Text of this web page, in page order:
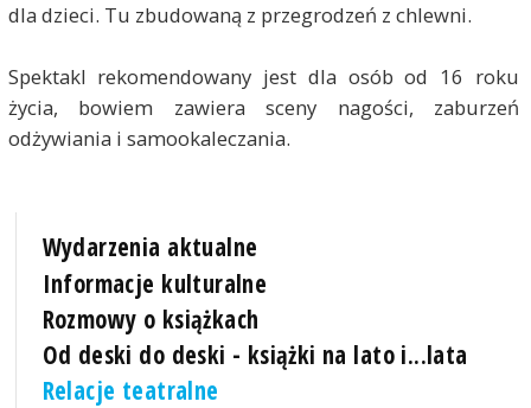
dla dzieci. Tu zbudowaną z przegrodzeń z chlewni.
Spektakl rekomendowany jest dla osób od 16 roku
życia, bowiem zawiera sceny nagości, zaburzeń
odżywiania i samookaleczania.
Wydarzenia aktualne
Informacje kulturalne
Rozmowy o książkach
Od deski do deski - książki na lato i...lata
Relacje teatralne